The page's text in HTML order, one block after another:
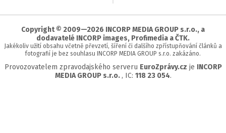
stránky
Copyright © 2009—2026 INCORP MEDIA GROUP s.r.o., a
dodavatelé INCORP images, Profimedia a ČTK.
Jakékoliv užití obsahu včetně převzetí, šíření či dalšího zpřístupňování článků a
fotografií je bez souhlasu INCORP MEDIA GROUP s.r.o. zakázáno.
Provozovatelem zpravodajského serveru EuroZprávy.cz je INCORP
MEDIA GROUP s.r.o. , IC: 118 23 054.